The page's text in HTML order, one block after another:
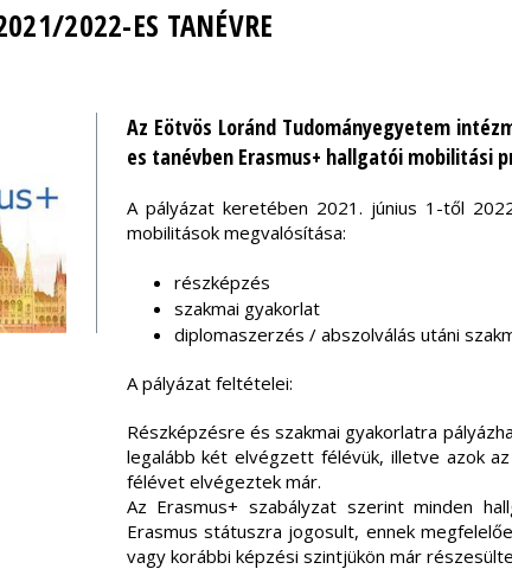
2022-ES TANÉVRE
Az Eötvös Loránd Tudományegyetem
es tanévben Erasmus+ hallgatói mobilitási
A pályázat keretében 2021. június 1-től
mobilitások megvalósítása:
részképzés
szakmai gyakorlat
diplomaszerzés / abszolválás utáni
A pályázat feltételei:
Részképzésre és szakmai gyakorlatra
legalább két elvégzett félévük, illetve azok
félévet elvégeztek már.
Az Erasmus+ szabályzat szerint minden
Erasmus státuszra jogosult, ennek
vagy korábbi képzési szintjükön már